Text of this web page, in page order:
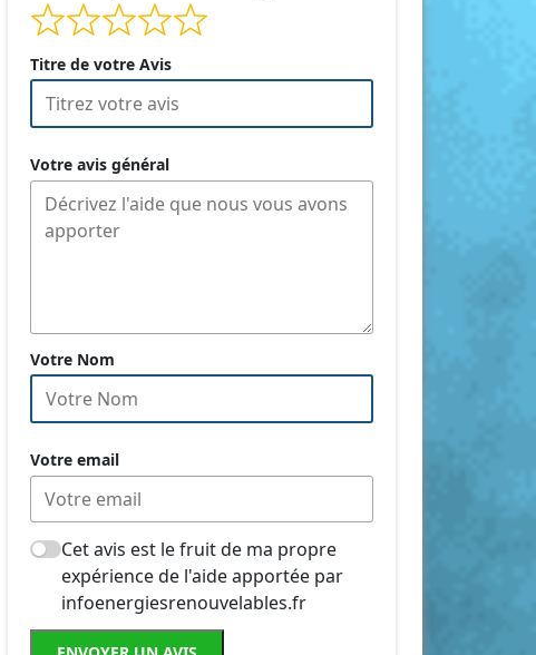
Titre de votre Avis
Votre avis général
Votre Nom
Votre email
Cet avis est le fruit de ma propre
expérience de l'aide apportée par
infoenergiesrenouvelables.fr